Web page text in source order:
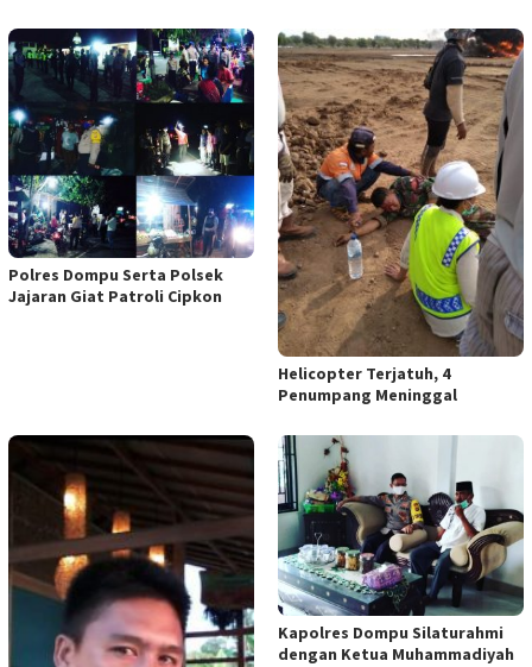
Polres Dompu Serta Polsek
Jajaran Giat Patroli Cipkon
Helicopter Terjatuh, 4
Penumpang Meninggal
Kapolres Dompu Silaturahmi
dengan Ketua Muhammadiyah